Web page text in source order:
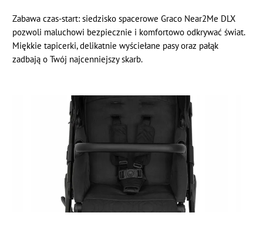
Zabawa czas-start: siedzisko spacerowe Graco Near2Me DLX
pozwoli maluchowi bezpiecznie i komfortowo odkrywać świat.
Miękkie tapicerki, delikatnie wyściełane pasy oraz pałąk
zadbają o Twój najcenniejszy skarb.